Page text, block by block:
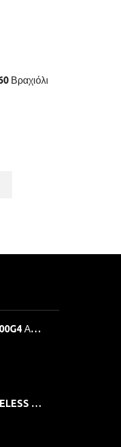
Βραχιόλι
GUESS WALKER GW0900G4 Ανδρικό Ρολόι Quartz Multi-Function
KARL LAGERFELD TIMELESS CODE R0553108503 Γυναικείο Ρολόι Quartz Ακριβείας